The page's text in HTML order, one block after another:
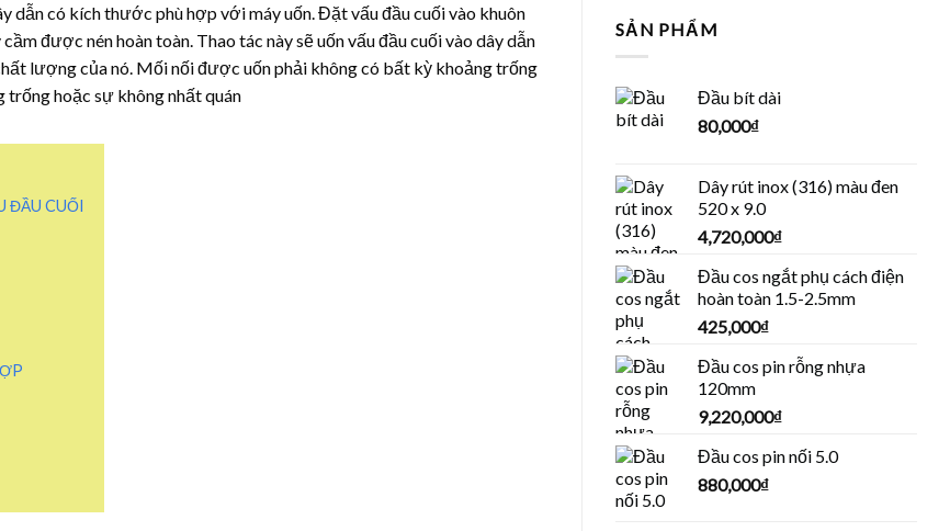
dẫn có kích thước phù hợp với máy uốn. Đặt vấu đầu cuối vào khuôn
được nén hoàn toàn. Thao tác này sẽ uốn vấu đầu cuối vào dây dẫn
lượng của nó. Mối nối được uốn phải không có bất kỳ khoảng trống
trống hoặc sự không nhất quán
ĐẦU CUỐI
SẢN PHẨM
Đầu bít dài
80,000₫
Dây rút inox (316) màu đen
520 x 9.0
4,720,000₫
Đầu cos ngắt phụ cách điện
hoàn toàn 1.5-2.5mm
425,000₫
Đầu cos pin rỗng nhựa
120mm
9,220,000₫
Đầu cos pin nối 5.0
880,000₫